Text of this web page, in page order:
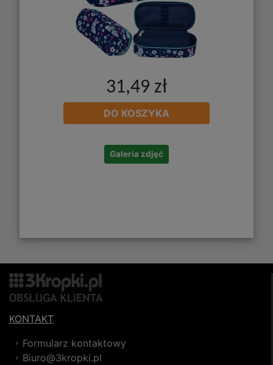
31,49 zł
DO KOSZYKA
Galeria zdjęć
KONTAKT
Formularz kontaktowy
Biuro@3kropki.pl